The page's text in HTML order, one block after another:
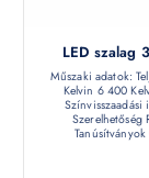
LED szalag
Műszaki adatok:
Kelvin 6 400
Szerelhetőség